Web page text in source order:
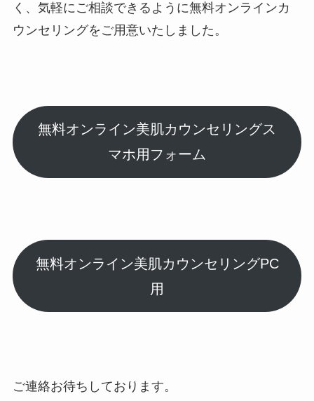
く、気軽にご相談できるように無料オンラインカ
ウンセリングをご用意いたしました。
無料オンライン美肌カウンセリングス
マホ用フォーム
無料オンライン美肌カウンセリングPC
用
ご連絡お待ちしております。